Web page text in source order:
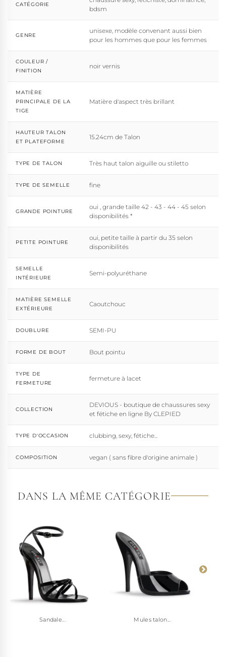
CATÉGORIE
bdsm
GENRE
unisexe, modèle convenant aussi bien
pour les hommes que pour les femmes
COULEUR /
FINITION
noir vernis
MATIÈRE
PRINCIPALE DE LA
TIGE
Matière d'aspect très brillant
HAUTEUR TALON
ET PLATEFORME
15.24cm de Talon
TYPE DE TALON Très haut talon aiguille ou stiletto
TYPE DE SEMELLE fine
GRANDE POINTURE
oui , grande taille 42 - 43 - 44 - 45 selon
disponibilités *
PETITE POINTURE
oui, petite taille à partir du 35 selon
disponibilités
SEMELLE
INTÉRIEURE
Semi-polyuréthane
MATIÈRE SEMELLE
EXTÉRIEURE
Caoutchouc
DOUBLURE SEMI-PU
FORME DE BOUT Bout pointu
TYPE DE
FERMETURE
fermeture à lacet
COLLECTION
DEVIOUS - boutique de chaussures sexy
et fétiche en ligne By CLEPIED
TYPE D'OCCASION clubbing, sexy, fétiche...
COMPOSITION vegan ( sans fibre d'origine animale )
DANS LA MÊME CATÉGORIE
Sandale... Mules talon...